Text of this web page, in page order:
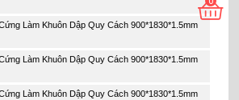
, điều này giúp cho quá trình làm khuôn dập
sản phẩm cuối cùng có thể có bề mặt
Làm Khuôn Dập Quy Cách 900*1830*1.5mm
Làm Khuôn Dập Quy Cách 900*1830*1.5mm
Làm Khuôn Dập Quy Cách 900*1830*1.5mm